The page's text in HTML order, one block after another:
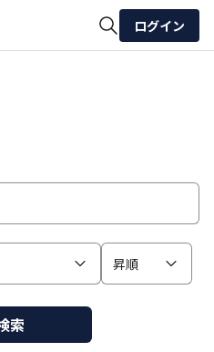
ログイン
昇順
索